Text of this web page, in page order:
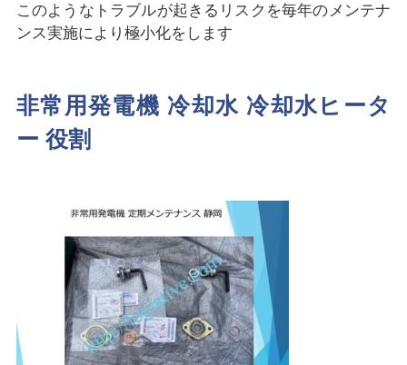
このようなトラブルが起きるリスクを毎年のメンテナ
ンス実施により極小化をします
非常用発電機 冷却水 冷却水ヒータ
ー 役割